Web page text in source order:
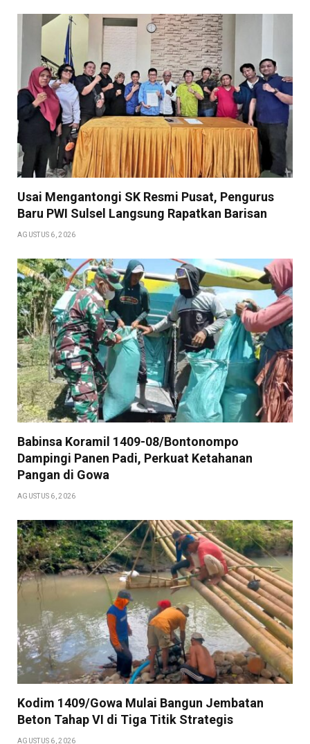
Usai Mengantongi SK Resmi Pusat, Pengurus
Baru PWI Sulsel Langsung Rapatkan Barisan
AGUSTUS 6, 2026
Babinsa Koramil 1409-08/Bontonompo
Dampingi Panen Padi, Perkuat Ketahanan
Pangan di Gowa
AGUSTUS 6, 2026
Kodim 1409/Gowa Mulai Bangun Jembatan
Beton Tahap VI di Tiga Titik Strategis
AGUSTUS 6, 2026